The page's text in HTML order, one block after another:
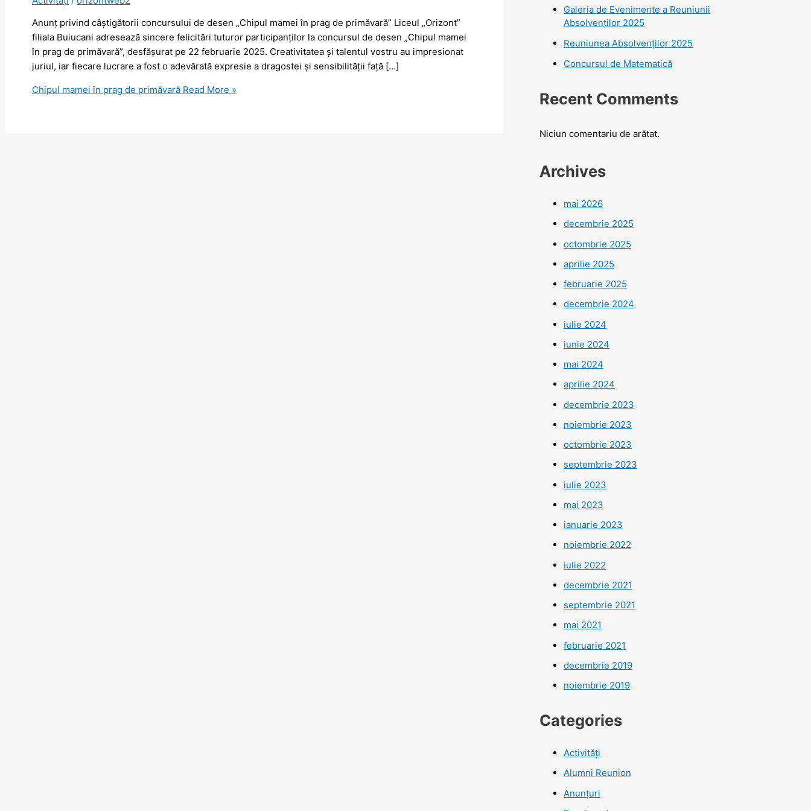
Anunț privind câștigătorii concursului de desen „Chipul mamei în prag de primăvară” Liceul „Orizont”
filiala Buiucani adresează sincere felicitări tuturor participanților la concursul de desen „Chipul mamei
în prag de primăvară”, desfășurat pe 22 februarie 2025. Creativitatea și talentul vostru au impresionat
juriul, iar fiecare lucrare a fost o adevărată expresie a dragostei și sensibilității față […]
Chipul mamei în prag de primăvară Read More »
Galeria de Evenimente a Reuniunii
Absolvenților 2025
Reuniunea Absolvenților 2025
Concursul de Matematică
Recent Comments
Niciun comentariu de arătat.
Archives
mai 2026
decembrie 2025
octombrie 2025
aprilie 2025
februarie 2025
decembrie 2024
iulie 2024
iunie 2024
mai 2024
aprilie 2024
decembrie 2023
noiembrie 2023
octombrie 2023
septembrie 2023
iulie 2023
mai 2023
ianuarie 2023
noiembrie 2022
iulie 2022
decembrie 2021
septembrie 2021
mai 2021
februarie 2021
decembrie 2019
noiembrie 2019
Categories
Activități
Alumni Reunion
Anunțuri